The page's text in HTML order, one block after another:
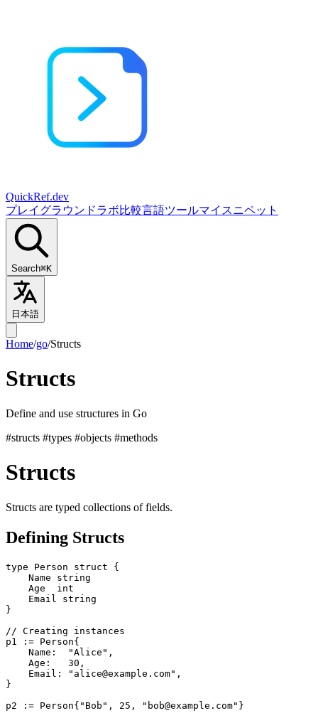
QuickRef.dev
プレイグラウンドラボ比較言語ツールマイスニペット
Search⌘K
日本語
Home/go/Structs
Structs
Define and use structures in Go
#structs #types #objects #methods
Structs
Structs are typed collections of fields.
Defining Structs
type Person struct {
    Name string
    Age  int
    Email string
}
// Creating instances
p1 := Person{
    Name:  "Alice",
    Age:   30,
    Email: "alice@example.com",
}
p2 := Person{"Bob", 25, "bob@example.com"}